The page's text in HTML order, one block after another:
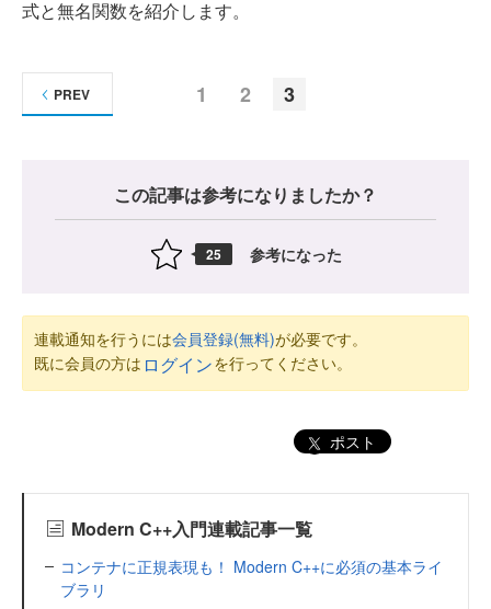
式と無名関数を紹介します。
1 2 3
PREV
この記事は参考になりましたか？
25 参考になった
連載通知を行うには会員登録(無料)が必要です。
既に会員の方は ログインを行ってください。
ポスト
Modern C++入門連載記事一覧
コンテナに正規表現も！ Modern C++に必須の基本ライ
ブラリ